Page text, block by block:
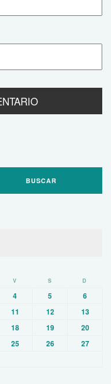
V S D
4 5
6
11 12
13
18 19
20
25 26
27